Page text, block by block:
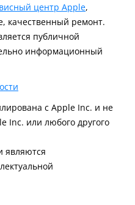
центр Apple,
качественный ремонт.
публичной
информационный
c Apple Inc. и не
Inc. или любого другого
являются